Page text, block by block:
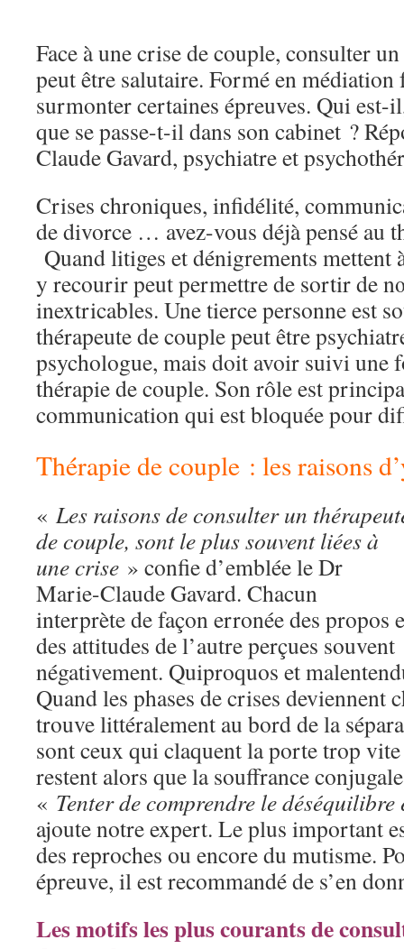
Face à une crise de couple, consulter
peut être salutaire. Formé en
surmonter certaines épreuves. Qui est-
que se passe-t-il dans son cabinet ?
Claude Gavard, psychiatre et
Crises chroniques, infidélité,
de divorce … avez-vous déjà pensé au
Quand litiges et dénigrements mettent
y recourir peut permettre de sortir de
inextricables. Une tierce personne est
thérapeute de couple peut être
psychologue, mais doit avoir suivi une
thérapie de couple. Son rôle est
communication qui est bloquée pour
Thérapie de couple : les raisons
« Les raisons de consulter un
de couple, sont le plus souvent liées à
une crise » confie d’emblée le Dr
Marie-Claude Gavard. Chacun
interprète de façon erronée des propos
des attitudes de l’autre perçues souvent
négativement. Quiproquos et
Quand les phases de crises deviennent
trouve littéralement au bord de la
sont ceux qui claquent la porte trop
restent alors que la souffrance
« Tenter de comprendre le
ajoute notre expert. Le plus important
des reproches ou encore du mutisme.
épreuve, il est recommandé de s’en
Les motifs les plus courants de